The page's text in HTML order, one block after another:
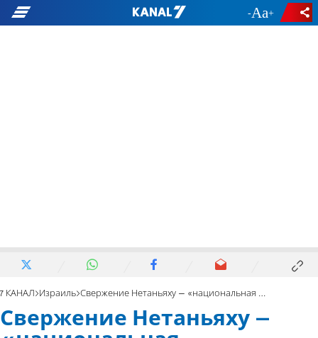
- +
7 КАНАЛ Израиль Свержение Нетаньяху – «национальная палестинская цель»
Свержение Нетаньяху –